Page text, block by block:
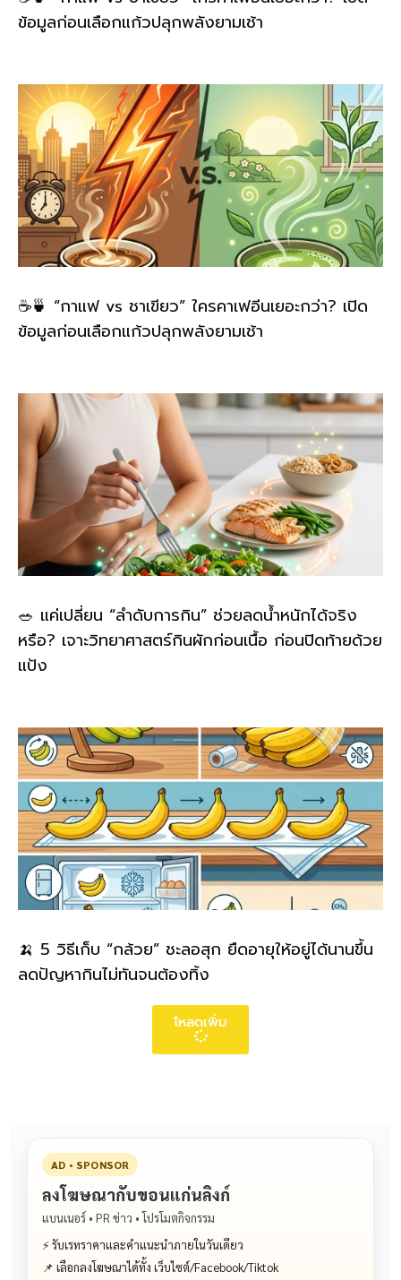
ข้อมูลก่อนเลือกแก้วปลุกพลังยามเช้า
☕🍵 “กาแฟ vs ชาเขียว” ใครคาเฟอีนเยอะกว่า? เปิด
ข้อมูลก่อนเลือกแก้วปลุกพลังยามเช้า
🥗 แค่เปลี่ยน “ลำดับการกิน” ช่วยลดน้ำหนักได้จริง
หรือ? เจาะวิทยาศาสตร์กินผักก่อนเนื้อ ก่อนปิดท้ายด้วย
แป้ง
🍌 5 วิธีเก็บ “กล้วย” ชะลอสุก ยืดอายุให้อยู่ได้นานขึ้น
ลดปัญหากินไม่ทันจนต้องทิ้ง
โหลดเพิ่ม
AD • SPONSOR
ลงโฆษณากับขอนแก่นลิงก์
แบนเนอร์ • PR ข่าว • โปรโมตกิจกรรม
⚡ รับเรทราคาและคำแนะนำภายในวันเดียว
📌 เลือกลงโฆษณาได้ทั้ง เว็บไซต์/Facebook/Tiktok